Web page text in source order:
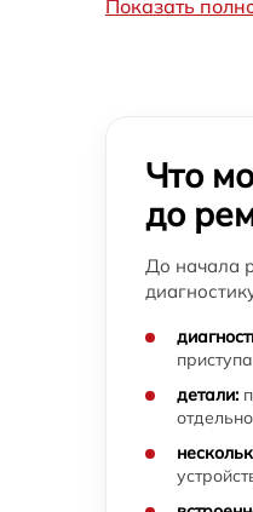
Показать
Что
до
До начала
детали:
отдельно